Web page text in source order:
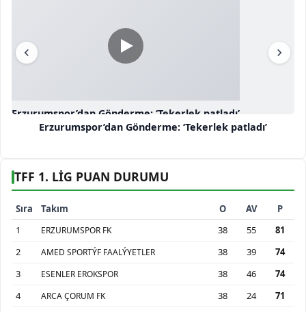
Erzurumspor’dan Gönderme: ‘Tekerlek patladı’
Erzurumspor’dan Gönderme: ‘Tekerlek patladı’
TFF 1. LİG PUAN DURUMU
Sıra Takım O AV
P
1
ERZURUMSPOR FK 38 55
81
2
AMED SPORTÝF FAALÝYETLER 38 39
74
3
ESENLER EROKSPOR 38 46
74
4
ARCA ÇORUM FK 38 24
71